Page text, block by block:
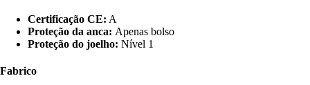
Certificação CE: A
Proteção da anca: Apenas bolso
Proteção do joelho: Nível 1
Fabrico